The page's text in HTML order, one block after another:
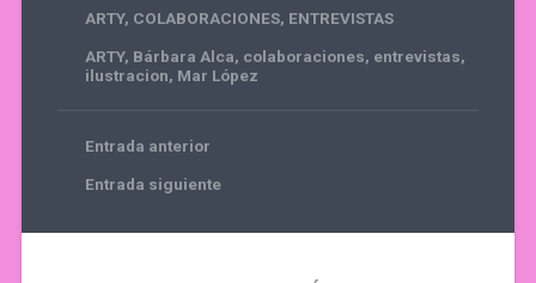
ARTY, COLABORACIONES, ENTREVISTAS
ARTY, Bárbara Alca, colaboraciones, entrevistas,
ilustracion, Mar López
Entrada anterior
Entrada siguiente